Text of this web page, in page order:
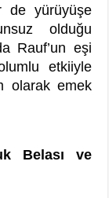
de yürüyüşe
olduğu
Rauf’un eşi
etkiiyle
olarak emek
Belası ve